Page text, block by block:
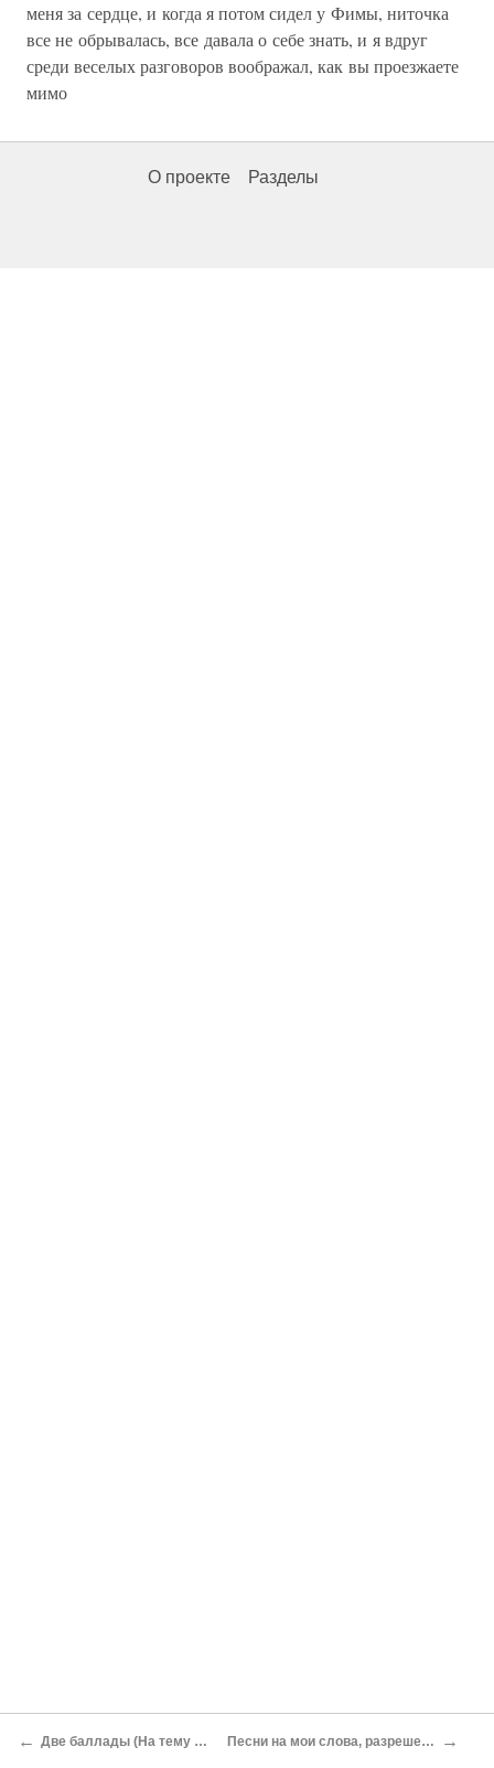
меня за сердце, и когда я потом сидел у Фимы, ниточка
все не обрывалась, все давала о себе знать, и я вдруг
среди веселых разговоров воображал, как вы проезжаете
мимо
О проекте Разделы
← Две баллады (На тему моей прерванной исторической работы) Песни на мои слова, разрешенные к исполнению на сцене лагерного клуба →